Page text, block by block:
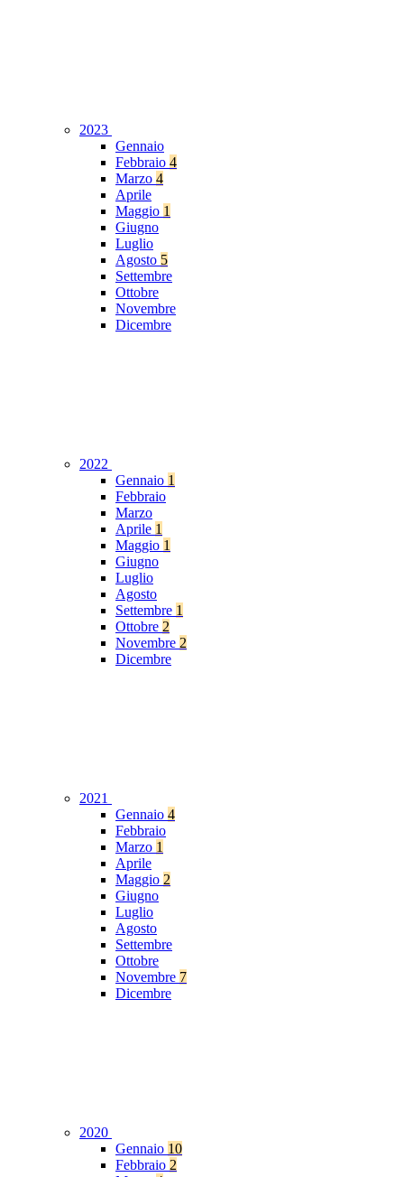
2023
Gennaio
Febbraio 4
Marzo 4
Aprile
Maggio 1
Giugno
Luglio
Agosto 5
Settembre
Ottobre
Novembre
Dicembre
2022
Gennaio 1
Febbraio
Marzo
Aprile 1
Maggio 1
Giugno
Luglio
Agosto
Settembre 1
Ottobre 2
Novembre 2
Dicembre
2021
Gennaio 4
Febbraio
Marzo 1
Aprile
Maggio 2
Giugno
Luglio
Agosto
Settembre
Ottobre
Novembre 7
Dicembre
2020
Gennaio 10
Febbraio 2